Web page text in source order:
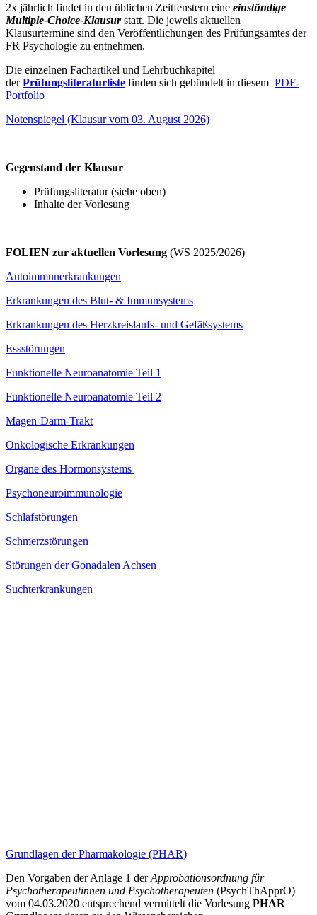
2x jährlich findet in den üblichen Zeitfenstern eine einstündige
Multiple-Choice-Klausurstatt. Die jeweils aktuellen
Klausurtermine sind den Veröffentlichungen des Prüfungsamtes der
FR Psychologie zu entnehmen.
Die einzelnen Fachartikel und Lehrbuchkapitel
derPrüfungsliteraturliste finden sich gebündelt in diesem PDF-
Portfolio
Notenspiegel (Klausur vom 03. August 2026)
Gegenstand der Klausur
Prüfungsliteratur (siehe oben)
Inhalte der Vorlesung
FOLIEN zur aktuellen Vorlesung (WS 2025/2026)
Autoimmunerkrankungen
Erkrankungen des Blut- & Immunsystems
Erkrankungen des Herzkreislaufs- und Gefäßsystems
Essstörungen
Funktionelle Neuroanatomie Teil 1
Funktionelle Neuroanatomie Teil 2
Magen-Darm-Trakt
Onkologische Erkrankungen
Organe des Hormonsystems
Psychoneuroimmunologie
Schlafstörungen
Schmerzstörungen
Störungen der Gonadalen Achsen
Suchterkrankungen
Grundlagen der Pharmakologie (PHAR)
Den Vorgaben der Anlage 1 derApprobationsordnung für
Psychotherapeutinnen und Psychotherapeuten (PsychThApprO)
vom 04.03.2020 entsprechend vermittelt die Vorlesung PHAR